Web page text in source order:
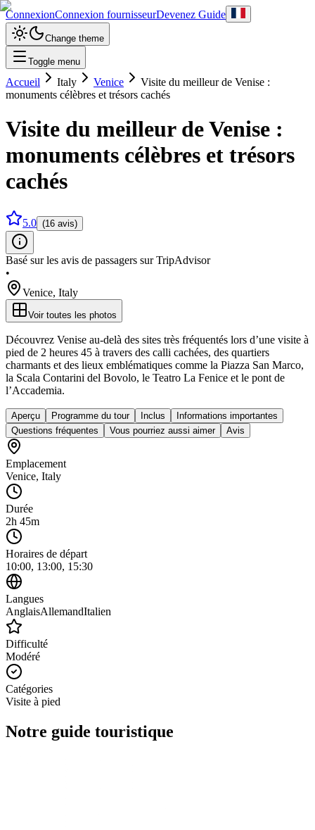
ConnexionConnexion fournisseurDevenez Guide
Change theme
Toggle menu
Accueil Italy Venice
Visite du meilleur de Venise :
monuments célèbres et trésors cachés
Visite du meilleur de Venise :
monuments célèbres et trésors
cachés
5.0 (16 avis)
Basé sur les avis de passagers sur TripAdvisor
•
Venice, Italy
Voir toutes les photos
Découvrez Venise au-delà des sites très fréquentés lors d’une visite à
pied de 2 heures 45 à travers des calli cachées, des quartiers
charmants et des lieux emblématiques comme la Piazza San Marco,
la Scala Contarini del Bovolo, le Teatro La Fenice et le pont de
l’Accademia.
Aperçu Programme du tour Inclus
Informations importantes
Questions fréquentes
Vous pourriez aussi aimer Avis
Emplacement
Venice, Italy
Durée
2h 45m
Horaires de départ
10:00, 13:00, 15:30
Langues
AnglaisAllemandItalien
Difficulté
Modéré
Catégories
Visite à pied
Notre guide touristique